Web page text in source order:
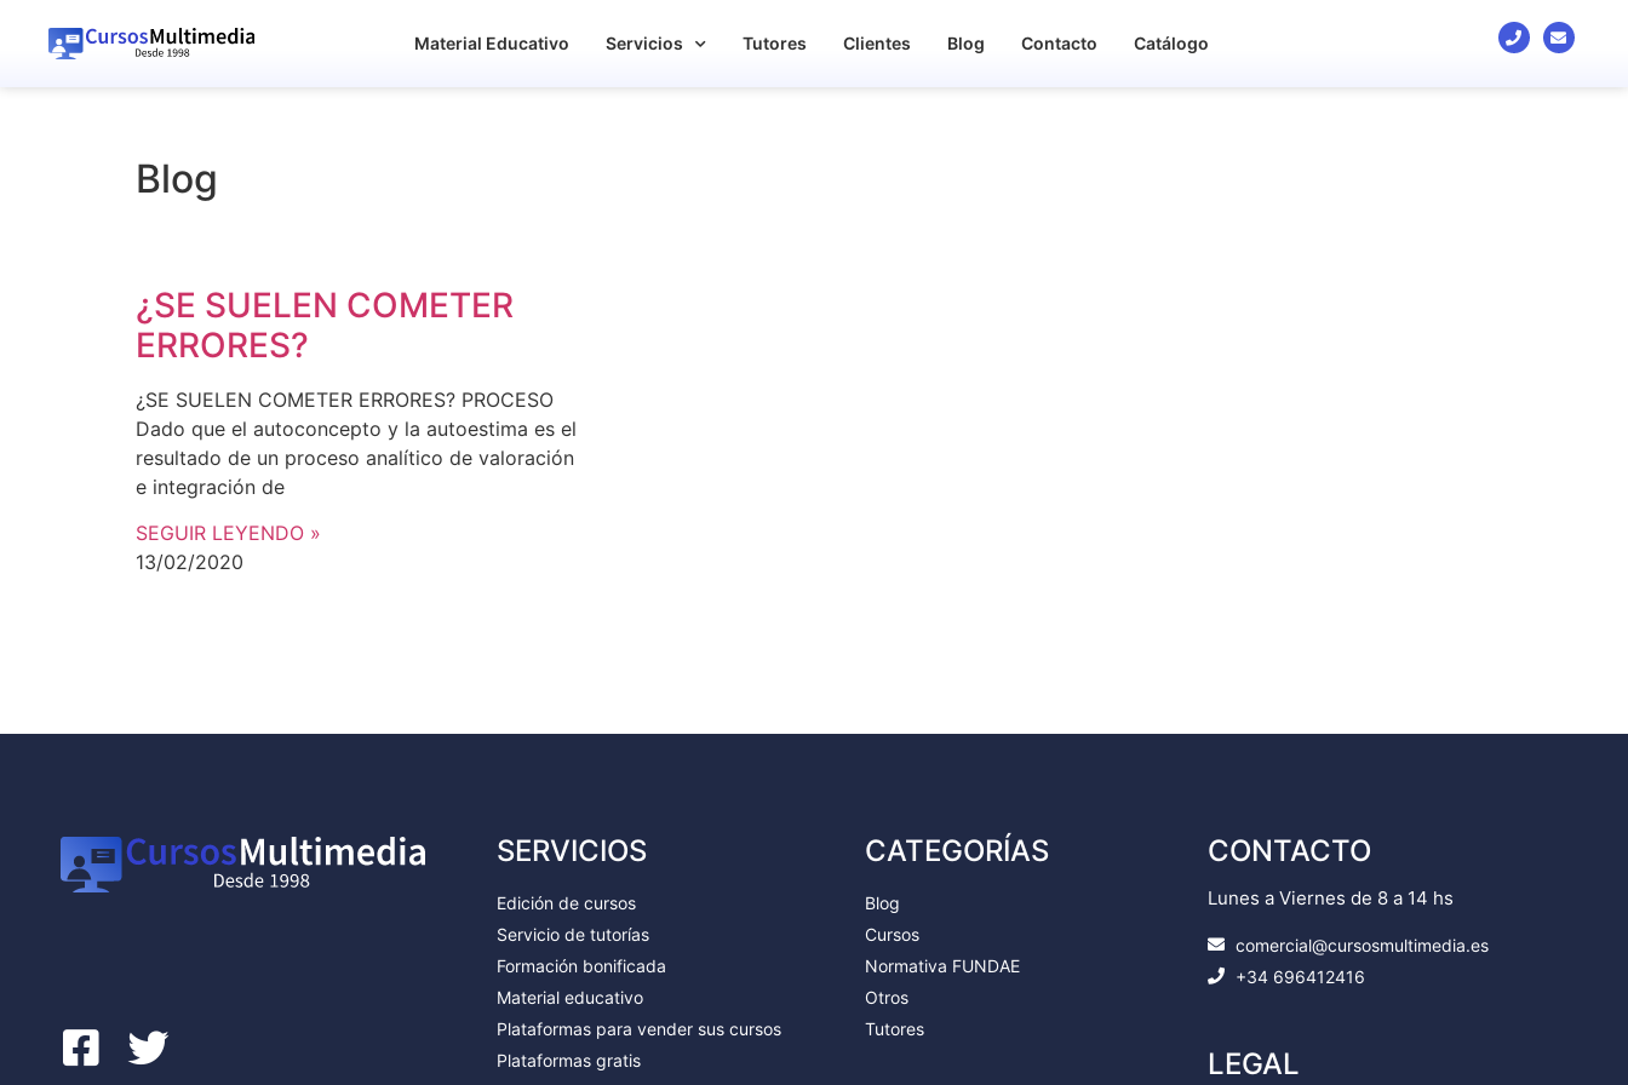
Material Educativo Servicios Tutores Clientes Blog Contacto Catálogo
Blog
¿SE SUELEN COMETER
ERRORES?
¿SE SUELEN COMETER ERRORES? PROCESO
Dado que el autoconcepto y la autoestima es el
resultado de un proceso analítico de valoración
e integración de
SEGUIR LEYENDO »
13/02/2020
SERVICIOS
Edición de cursos
Servicio de tutorías
Formación bonificada
Material educativo
Plataformas para vender sus cursos
Plataformas gratis
CATEGORÍAS
Blog
Cursos
Normativa FUNDAE
Otros
Tutores
CONTACTO
Lunes a Viernes de 8 a 14 hs
comercial@cursosmultimedia.es
+34 696412416
LEGAL